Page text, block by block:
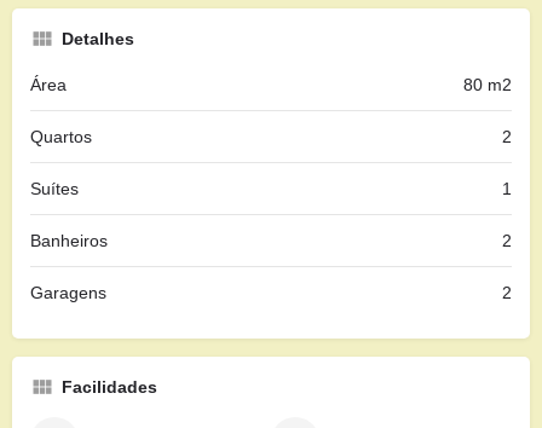
Detalhes
Área 80 m2
Quartos 2
Suítes 1
Banheiros 2
Garagens 2
Facilidades